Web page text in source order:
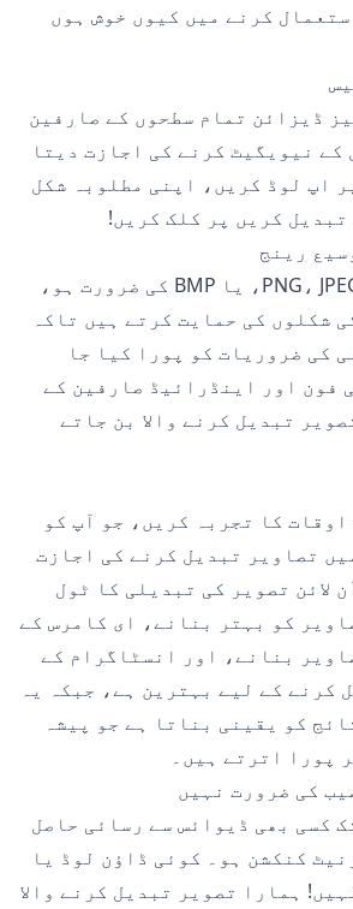
کرنے میں کیوں خوش ہوں
ڈیزائن تمام سطحوں کے صارفین
کے نیویگیٹ کرنے کی اجازت دیتا
اپ لوڈ کریں، اپنی مطلوبہ شکل
کریں پر کلک کریں!
رینج
چاہے آپ کو PNG، JPEG، GIF، یا BMP کی ضرورت ہو،
شکلوں کی حمایت کرتے ہیں تاکہ
کی ضروریات کو پورا کیا جا
فون اور اینڈرائیڈ صارفین کے
تبدیل کرنے والا بن جاتے
کا تجربہ کریں، جو آپ کو
تصاویر تبدیل کرنے کی اجازت
لائن تصویر کی تبدیلی کا ٹول
کو بہتر بنانے، ای کامرس کے
بنانے، اور انسٹاگرام کے
کرنے کے لیے بہترین ہے، جبکہ یہ
کو یقینی بناتا ہے جو پیشہ
پورا اترتے ہیں۔
کی ضرورت نہیں
کسی بھی ڈیوائس سے رسائی حاصل
کنکشن ہو۔ کوئی ڈاؤن لوڈ یا
ہمارا تصویر تبدیل کرنے والا